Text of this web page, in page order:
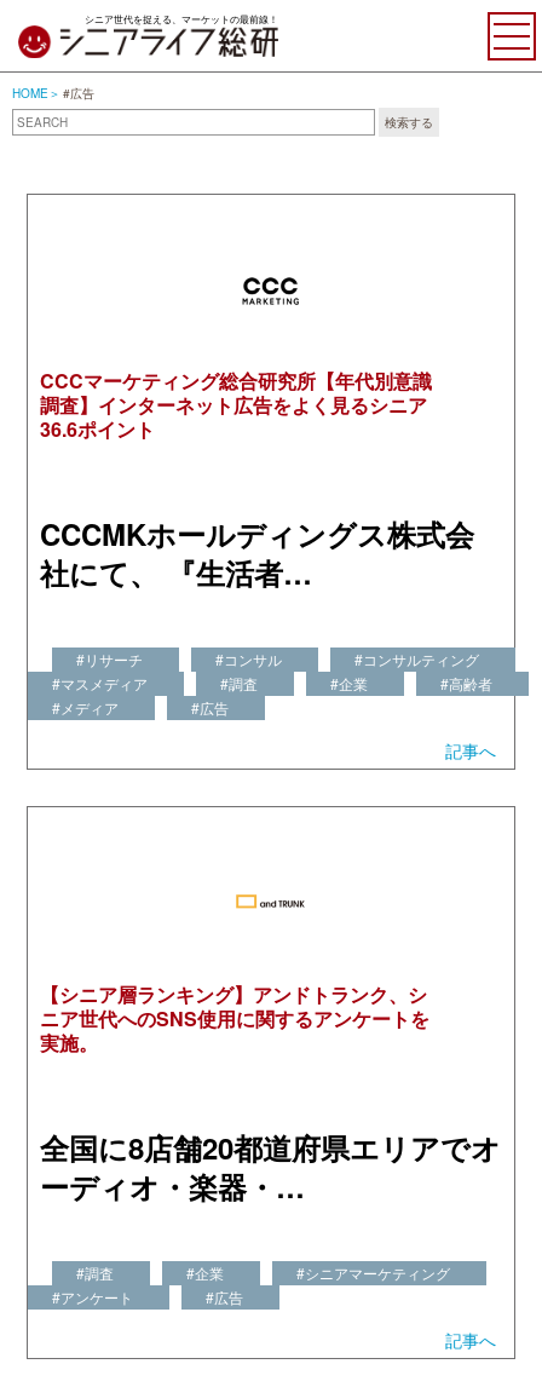
シニア世代を捉える、マーケットの最前線！
HOME
#広告
検索する
#広告
CCCマーケティング総合研究所【年代別意識
調査】インターネット広告をよく見るシニア
36.6ポイント
CCCMKホールディングス株式会
社にて、 『生活者…
#リサーチ #コンサル
#コンサルティング
#マスメディア
#調査 #企業
#高齢者
#メディア
#広告
記事へ
【シニア層ランキング】アンドトランク、シ
ニア世代へのSNS使用に関するアンケートを
実施。
全国に8店舗20都道府県エリアでオ
ーディオ・楽器・…
#調査 #企業
#シニアマーケティング
#アンケート
#広告
記事へ